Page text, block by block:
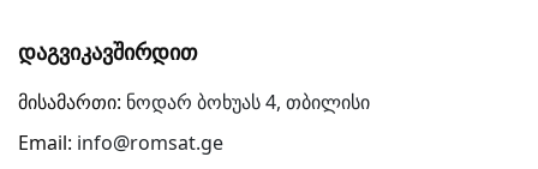
Დაგვიკავშირდით
მისამართი: ნოდარ ბოხუას 4, თბილისი
Email: info@romsat.ge